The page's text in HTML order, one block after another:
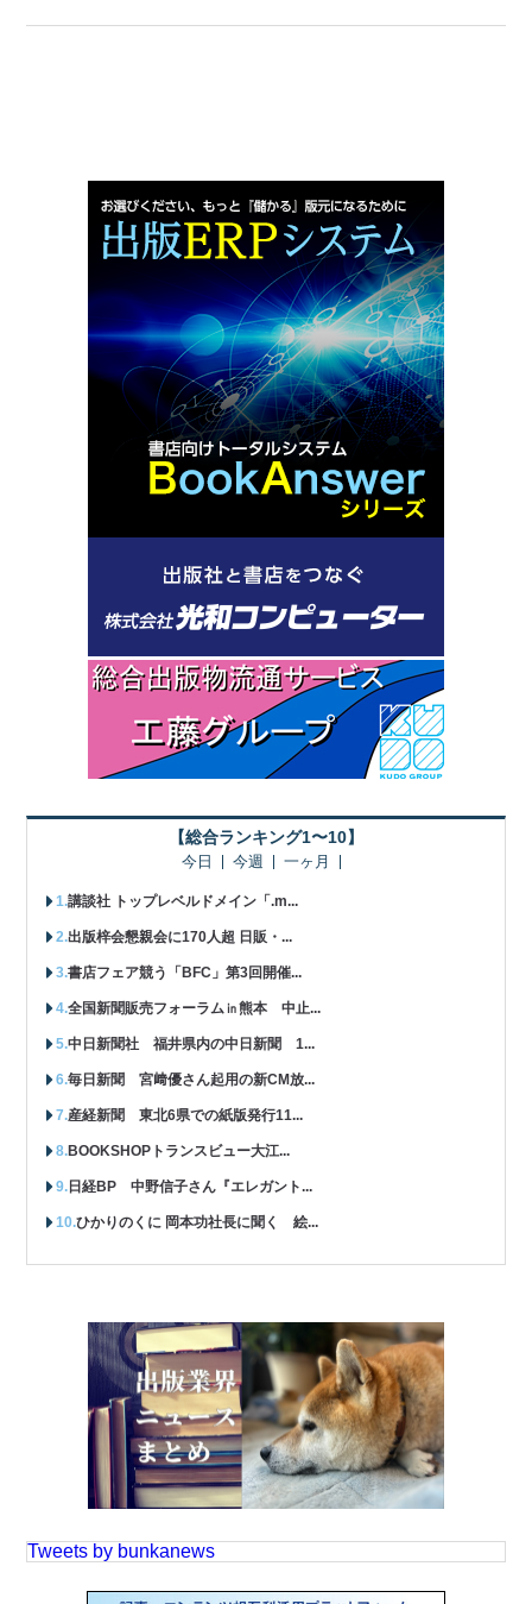
【総合ランキング1〜10】
今日 今週 一ヶ月
講談社 トップレベルドメイン「.m...
出版梓会懇親会に170人超 日販・...
書店フェア競う「BFC」第3回開催...
全国新聞販売フォーラム㏌熊本 中止...
中日新聞社 福井県内の中日新聞 1...
毎日新聞 宮﨑優さん起用の新CM放...
産経新聞 東北6県での紙版発行11...
BOOKSHOPトランスビュー大江...
日経BP 中野信子さん『エレガント...
ひかりのくに 岡本功社長に聞く 絵...
Tweets by bunkanews